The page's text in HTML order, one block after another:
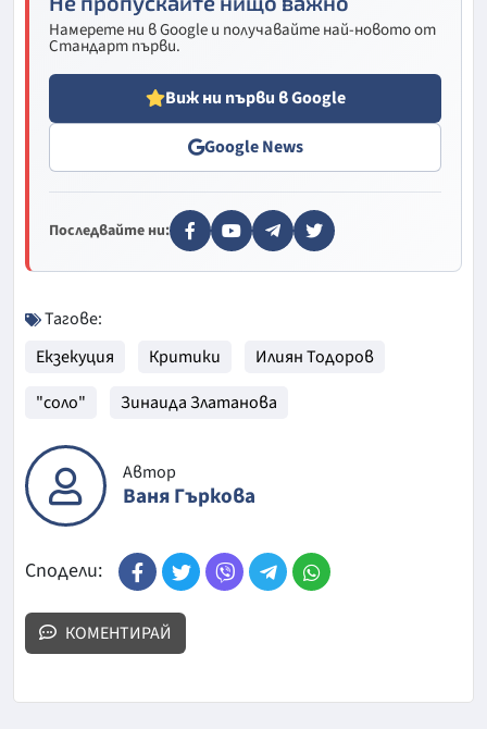
Намерете ни в Google и получавайте най-новото от
Стандарт първи.
Виж ни първи в Google
Google News
Последвайте ни:
Тагове:
Екзекуция
Критики
Илиян Тодоров
"соло"
Зинаида Златанова
Автор
Ваня Гъркова
Сподели:
КОМЕНТИРАЙ